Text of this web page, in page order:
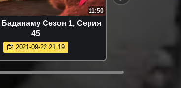
11:50
Баданаму Сезон 1, Серия
45
2021-09-22 21:19